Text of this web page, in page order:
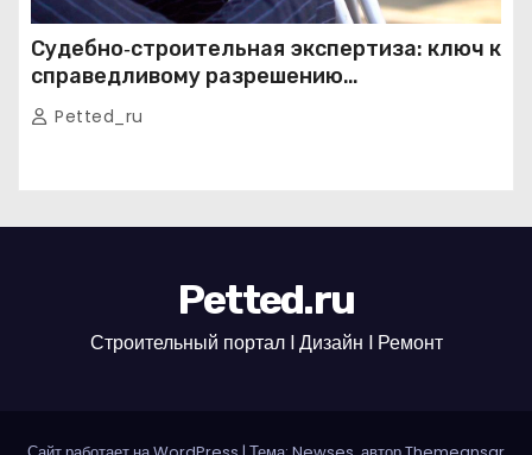
Судебно‑строительная экспертиза: ключ к
справедливому разрешению
строительных споров
Petted_ru
Petted.ru
Строительный портал l Дизайн l Ремонт